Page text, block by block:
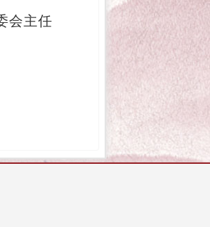
会主任